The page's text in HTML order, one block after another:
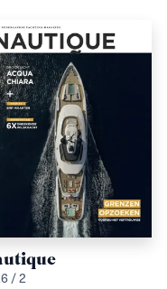
/ 2